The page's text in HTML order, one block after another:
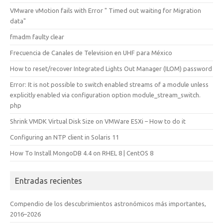
VMware vMotion fails with Error " Timed out waiting for Migration
data"
fmadm faulty clear
Frecuencia de Canales de Television en UHF para México
How to reset/recover Integrated Lights Out Manager (ILOM) password
Error: It is not possible to switch enabled streams of a module unless
explicitly enabled via configuration option module_stream_switch.
php
Shrink VMDK Virtual Disk Size on VMWare ESXi – How to do it
Configuring an NTP client in Solaris 11
How To Install MongoDB 4.4 on RHEL 8 | CentOS 8
Entradas recientes
Compendio de los descubrimientos astronómicos más importantes,
2016–2026